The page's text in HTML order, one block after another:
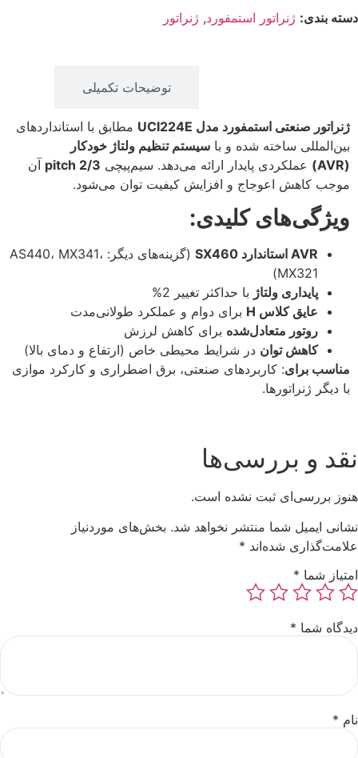
دسته بندی: ژنراتور استمفورد, ژنراتور
توضیحات تکمیلی
ژنراتور صنعتی استمفورد مدل UCI224E
مطابق با استانداردهای
بین‌المللی ساخته شده و با سیستم تنظیم ولتاژ خودکار
(AVR)
عملکردی پایدار ارائه می‌دهد. سیم‌پیچی 2/3 pitch
آن
موجب کاهش اعوجاج و افزایش کیفیت توان می‌شود.
ویژگی‌های کلیدی:
AVR استاندارد SX460
(گزینه‌های دیگر: AS440، MX341،
MX321)
پایداری ولتاژ با حداکثر تغییر 2%
عایق کلاس H
برای دوام و عملکرد طولانی‌مدت
روتور متعادل‌شده برای کاهش لرزش
کاهش توان در شرایط محیطی خاص (ارتفاع و دمای بالا)
مناسب برای: کاربردهای صنعتی، برق اضطراری و کارکرد موازی
با دیگر ژنراتورها.
نقد و بررسی‌ها
هنوز بررسی‌ای ثبت نشده است.
نشانی ایمیل شما منتشر نخواهد شد. بخش‌های موردنیاز
علامت‌گذاری شده‌اند *
امتیاز شما *
دیدگاه شما *
نام *